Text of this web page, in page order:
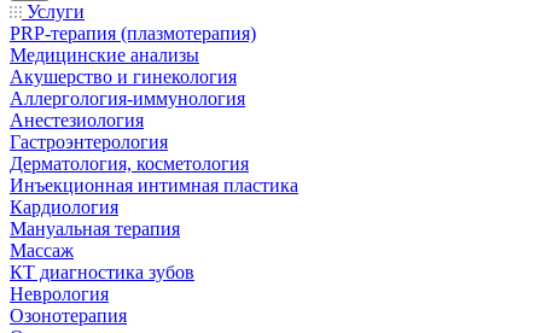
Услуги
PRP-терапия (плазмотерапия)
Медицинские анализы
Акушерство и гинекология
Аллергология-иммунология
Анестезиология
Гастроэнтерология
Дерматология, косметология
Инъекционная интимная пластика
Кардиология
Мануальная терапия
Массаж
КТ диагностика зубов
Неврология
Озонотерапия